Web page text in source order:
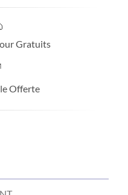
Gratuits
Offerte